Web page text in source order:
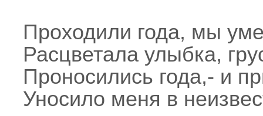
Проходили года, мы
Расцветала улыбка,
Проносились года,- и
Уносило меня в